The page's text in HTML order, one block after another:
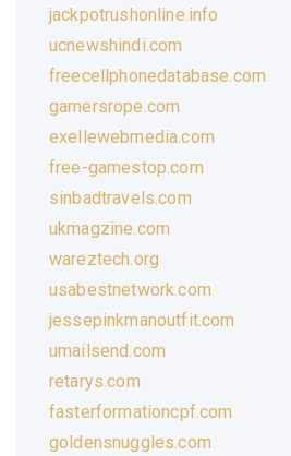
jackpotrushonline.info
ucnewshindi.com
freecellphonedatabase.com
gamersrope.com
exellewebmedia.com
free-gamestop.com
sinbadtravels.com
ukmagzine.com
wareztech.org
usabestnetwork.com
jessepinkmanoutfit.com
umailsend.com
retarys.com
fasterformationcpf.com
goldensnuggles.com